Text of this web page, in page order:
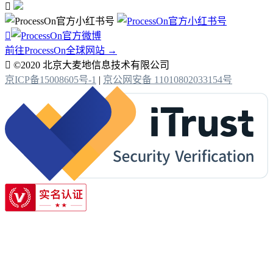


前往ProcessOn全球网站 →
 ©2020 北京大麦地信息技术有限公司
京ICP备15008605号-1 | 京公网安备 11010802033154号